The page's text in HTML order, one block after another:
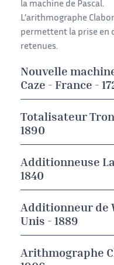
la machine de Pascal.
L’arithmographe
permettent la prise en
retenues.
Nouvelle
Caze - France -
Totalisateur
1890
Additionneuse
1840
Additionneur de
Unis - 1889
Arithmographe